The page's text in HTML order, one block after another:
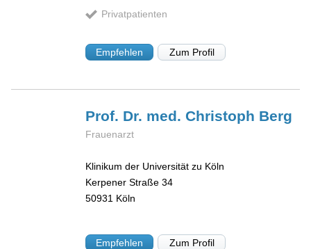
Privatpatienten
Empfehlen Zum Profil
Prof. Dr. med. Christoph Berg
Frauenarzt
Klinikum der Universität zu Köln
Kerpener Straße 34
50931 Köln
Empfehlen Zum Profil